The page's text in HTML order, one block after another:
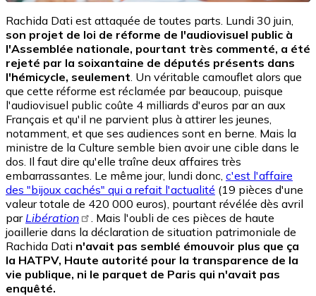
Rachida Dati est attaquée de toutes parts. Lundi 30 juin,
son projet de loi de réforme de l'audiovisuel public à
l'Assemblée nationale, pourtant très commenté, a été
rejeté par la soixantaine de députés présents dans
l'hémicycle, seulement . Un véritable camouflet alors que
que cette réforme est réclamée par beaucoup, puisque
l'audiovisuel public coûte 4 milliards d'euros par an aux
Français et qu'il ne parvient plus à attirer les jeunes,
notamment, et que ses audiences sont en berne. Mais la
ministre de la Culture semble bien avoir une cible dans le
dos. Il faut dire qu'elle traîne deux affaires très
embarrassantes. Le même jour, lundi donc, c'est l'affaire
des "bijoux cachés" qui a refait l'actualité (19 pièces d'une
valeur totale de 420 000 euros), pourtant révélée dès avril
par Libération
. Mais l'oubli de ces pièces de haute
joaillerie dans la déclaration de situation patrimoniale de
Rachida Dati n'avait pas semblé émouvoir plus que ça
la HATPV, Haute autorité pour la transparence de la
vie publique, ni le parquet de Paris qui n'avait pas
enquêté.